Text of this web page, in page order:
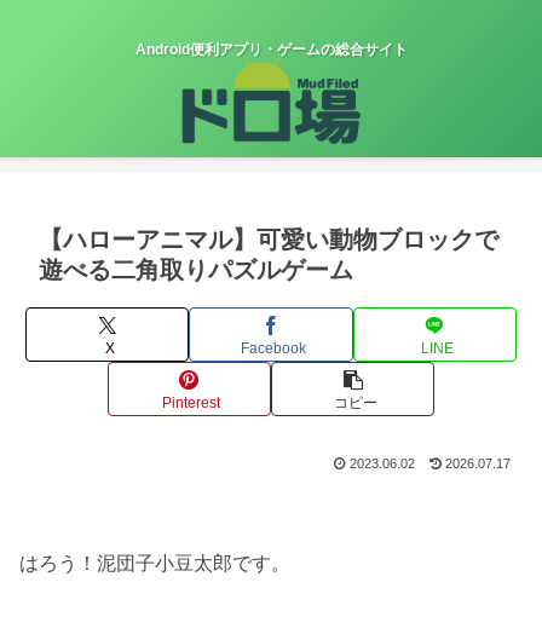
Android便利アプリ・ゲームの総合サイト
【ハローアニマル】可愛い動物ブロックで
遊べる二角取りパズルゲーム
X Facebook LINE
Pinterest コピー
2023.06.02 2026.07.17
はろう！泥団子小豆太郎です。